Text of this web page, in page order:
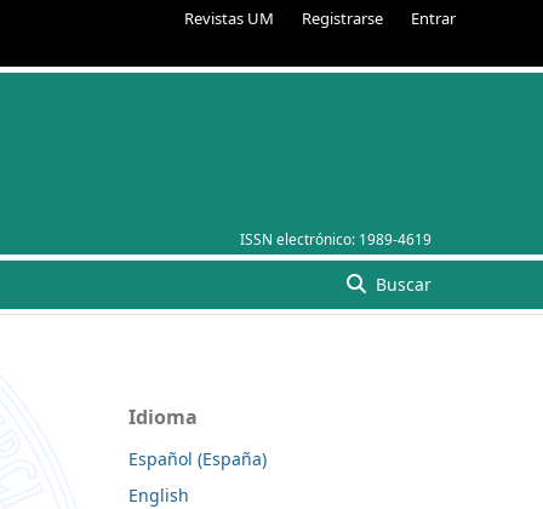
Revistas UM Registrarse Entrar
ISSN electrónico: 1989-4619
Buscar
Idioma
Español (España)
English